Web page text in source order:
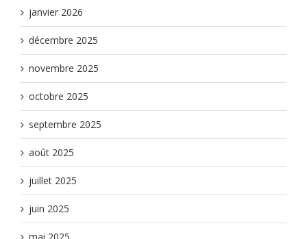
janvier 2026
décembre 2025
novembre 2025
octobre 2025
septembre 2025
août 2025
juillet 2025
juin 2025